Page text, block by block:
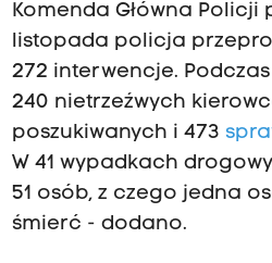
Komenda Główna Policji
listopada policja
272 interwencje.
240 nietrzeźwych
poszukiwanych i 473
W 41 wypadkach
51 osób, z czego jedna
śmierć - dodano.